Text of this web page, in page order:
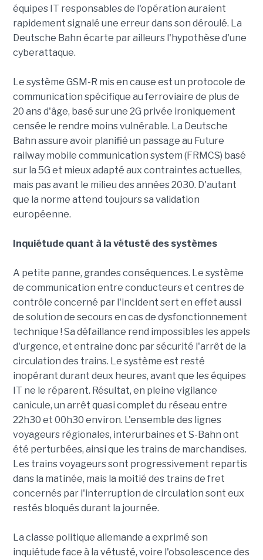
équipes IT responsables de l'opération auraient
rapidement signalé une erreur dans son déroulé. La
Deutsche Bahn écarte par ailleurs l'hypothèse d'une
cyberattaque.
Le système GSM-R mis en cause est un protocole de
communication spécifique au ferroviaire de plus de
20 ans d'âge, basé sur une 2G privée ironiquement
censée le rendre moins vulnérable. La Deutsche
Bahn assure avoir planifié un passage au Future
railway mobile communication system (FRMCS) basé
sur la 5G et mieux adapté aux contraintes actuelles,
mais pas avant le milieu des années 2030. D'autant
que la norme attend toujours sa validation
européenne.
Inquiétude quant à la vétusté des systèmes
A petite panne, grandes conséquences. Le système
de communication entre conducteurs et centres de
contrôle concerné par l'incident sert en effet aussi
de solution de secours en cas de dysfonctionnement
technique ! Sa défaillance rend impossibles les appels
d'urgence, et entraine donc par sécurité l'arrêt de la
circulation des trains. Le système est resté
inopérant durant deux heures, avant que les équipes
IT ne le réparent. Résultat, en pleine vigilance
canicule, un arrêt quasi complet du réseau entre
22h30 et 00h30 environ. L'ensemble des lignes
voyageurs régionales, interurbaines et S-Bahn ont
été perturbées, ainsi que les trains de marchandises.
Les trains voyageurs sont progressivement repartis
dans la matinée, mais la moitié des trains de fret
concernés par l'interruption de circulation sont eux
restés bloqués durant la journée.
La classe politique allemande a exprimé son
inquiétude face à la vétusté, voire l'obsolescence des